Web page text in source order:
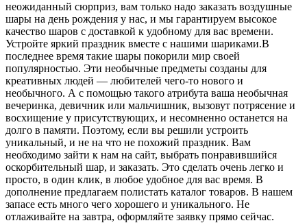
неожиданный сюрприз, вам только надо заказать воздушные
шары на день рождения у нас, и мы гарантируем высокое
качество шаров с доставкой к удобному для вас времени.
Устройте яркий праздник вместе с нашими шариками.В
последнее время такие шары покорили мир своей
популярностью. Эти необычные предметы созданы для
креативных людей — любителей чего-то нового и
необычного. А с помощью такого атрибута ваша необычная
вечеринка, девичник или мальчишник, вызовут потрясение и
восхищение у присутствующих, и несомненно останется на
долго в памяти. Поэтому, если вы решили устроить
уникальный, и не на что не похожий праздник. Вам
необходимо зайти к нам на сайт, выбрать понравившийся
оскорбительный шар, и заказать. Это сделать очень легко и
просто, в один клик, в любое удобное для вас время. В
дополнение предлагаем полистать каталог товаров. В нашем
запасе есть много чего хорошего и уникального. Не
отлаживайте на завтра, оформляйте заявку прямо сейчас.